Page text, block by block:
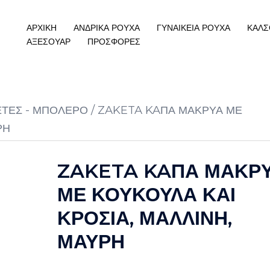
ΑΡΧΙΚΗ ΑΝΔΡΙΚΑ ΡΟΥΧΑ ΓΥΝΑΙΚΕΙΑ ΡΟΥΧΑ
ΑΞΕΣΟΥΑΡ
ΠΡΟΣΦΟΡΕΣ
- ΜΠΟΛΕΡΟ / ZAKETA KAΠΑ ΜΑΚΡΥΑ ΜΕ
ZAKETA KAΠΑ
ΜΕ ΚΟΥΚΟΥΛΑ ΚΑΙ
ΚΡΟΣΙΑ, ΜΑΛΛΙΝΗ,
ΜΑΥΡΗ